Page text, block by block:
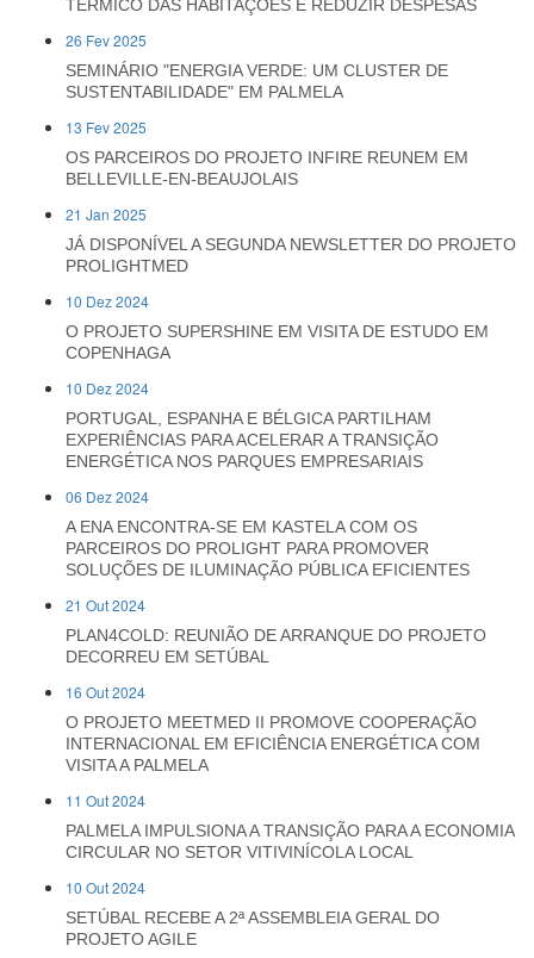
TÉRMICO DAS HABITAÇÕES E REDUZIR DESPESAS
26 Fev 2025
SEMINÁRIO "ENERGIA VERDE: UM CLUSTER DE
SUSTENTABILIDADE" EM PALMELA
13 Fev 2025
OS PARCEIROS DO PROJETO INFIRE REUNEM EM
BELLEVILLE-EN-BEAUJOLAIS
21 Jan 2025
JÁ DISPONÍVEL A SEGUNDA NEWSLETTER DO PROJETO
PROLIGHTMED
10 Dez 2024
O PROJETO SUPERSHINE EM VISITA DE ESTUDO EM
COPENHAGA
10 Dez 2024
PORTUGAL, ESPANHA E BÉLGICA PARTILHAM
EXPERIÊNCIAS PARA ACELERAR A TRANSIÇÃO
ENERGÉTICA NOS PARQUES EMPRESARIAIS
06 Dez 2024
A ENA ENCONTRA-SE EM KASTELA COM OS
PARCEIROS DO PROLIGHT PARA PROMOVER
SOLUÇÕES DE ILUMINAÇÃO PÚBLICA EFICIENTES
21 Out 2024
PLAN4COLD: REUNIÃO DE ARRANQUE DO PROJETO
DECORREU EM SETÚBAL
16 Out 2024
O PROJETO MEETMED II PROMOVE COOPERAÇÃO
INTERNACIONAL EM EFICIÊNCIA ENERGÉTICA COM
VISITA A PALMELA
11 Out 2024
PALMELA IMPULSIONA A TRANSIÇÃO PARA A ECONOMIA
CIRCULAR NO SETOR VITIVINÍCOLA LOCAL
10 Out 2024
SETÚBAL RECEBE A 2ª ASSEMBLEIA GERAL DO
PROJETO AGILE